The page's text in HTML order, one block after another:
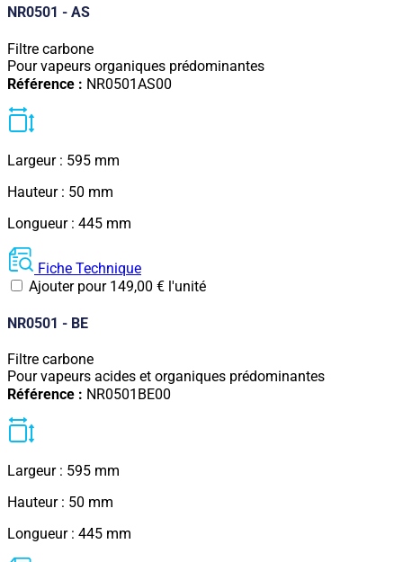
NR0501 - AS
Filtre carbone
Pour vapeurs organiques prédominantes
Référence : NR0501AS00
Largeur : 595 mm
Hauteur : 50 mm
Longueur : 445 mm
Fiche Technique
Ajouter pour 149,00 € l'unité
NR0501 - BE
Filtre carbone
Pour vapeurs acides et organiques prédominantes
Référence : NR0501BE00
Largeur : 595 mm
Hauteur : 50 mm
Longueur : 445 mm